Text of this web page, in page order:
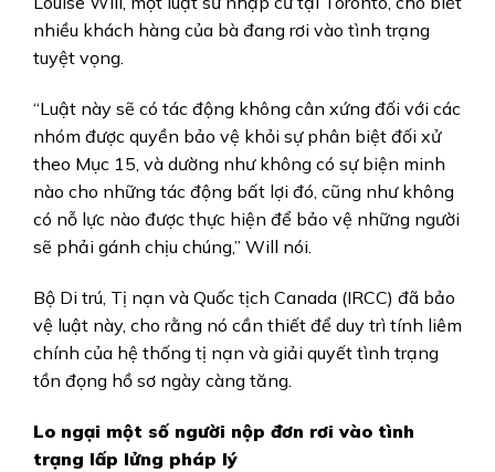
nhiều khách hàng của bà đang rơi vào tình trạng
tuyệt vọng.
“Luật này sẽ có tác động không cân xứng đối với các
nhóm được quyền bảo vệ khỏi sự phân biệt đối xử
theo Mục 15, và dường như không có sự biện minh
nào cho những tác động bất lợi đó, cũng như không
có nỗ lực nào được thực hiện để bảo vệ những người
sẽ phải gánh chịu chúng,” Will nói.
Bộ Di trú, Tị nạn và Quốc tịch Canada (IRCC) đã bảo
vệ luật này, cho rằng nó cần thiết để duy trì tính liêm
chính của hệ thống tị nạn và giải quyết tình trạng
tồn đọng hồ sơ ngày càng tăng.
Lo ngại một số người nộp đơn rơi vào tình
trạng lấp lửng pháp lý